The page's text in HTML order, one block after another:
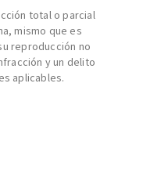
total o parcial
mismo que es
reproducción no
y un delito
aplicables.